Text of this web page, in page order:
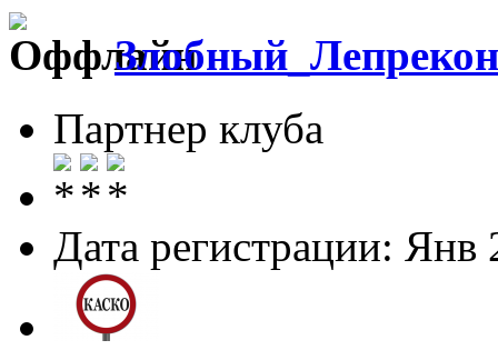
Злобный_Лепрекон
Партнер клуба
Дата регистрации: Янв